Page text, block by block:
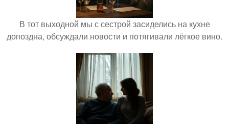
В тот выходной мы с сестрой засиделись на кухне
допоздна, обсуждали новости и потягивали лёгкое вино.